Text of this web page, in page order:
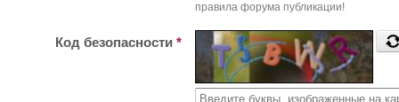
правила форума публикации!
Код безопасности *